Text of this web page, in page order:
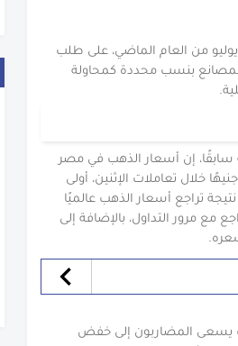
من العام الماضي، على طلب
بنسب محددة كمحاولة
سابقًا، إن أسعار الذهب في مصر
تراجعت من 1250 جنيه لعيار 21-وهو الأكثر مبيعًا في مصر- إلى 1050 جنيهًا خلال تعاملات الإثنين، أولى
جنيهًا خلال شهر مايو، نتيجة تراجع أسعار الذهب عالميًا
تتراجع مع مرور التداول، بالإضافة إلى
يسعى المضاربون إلى خفض